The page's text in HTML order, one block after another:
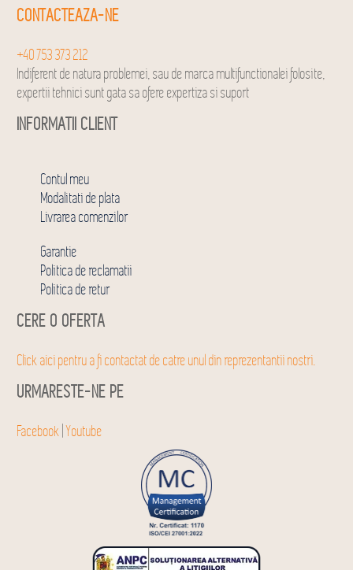
CONTACTEAZA-NE
+40 753 373 212
Indiferent de natura problemei, sau de marca multifunctionalei folosite,
expertii tehnici sunt gata sa ofere expertiza si suport
INFORMATII CLIENT
Contul meu
Modalitati de plata
Livrarea comenzilor
Garantie
Politica de reclamatii
Politica de retur
CERE O OFERTA
Click aici pentru a fi contactat de catre unul din reprezentantii nostri.
URMARESTE-NE PE
Facebook |Youtube